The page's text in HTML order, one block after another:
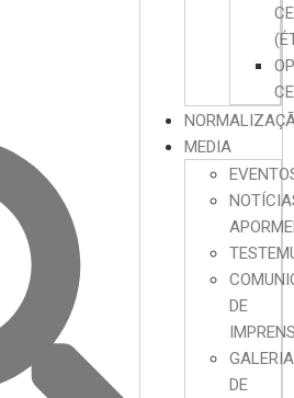
MEDIA
DE
GALERIA
DE